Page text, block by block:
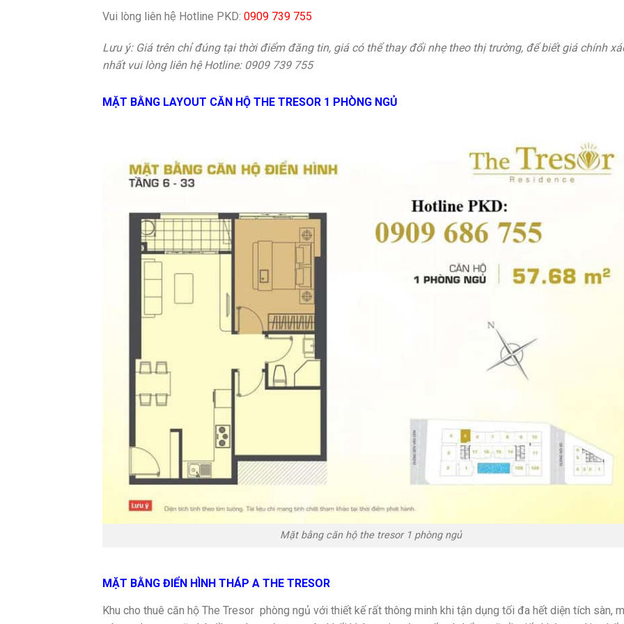
Vui lòng liên hệ Hotline PKD: 0909 739 755
Lưu ý: Giá trên chỉ đúng tại thời điểm đăng tin, giá có thể thay đổi nhẹ theo thị trường, để biết giá chính
nhất vui lòng liên hệ Hotline: 0909 739 755
MẶT BẰNG LAYOUT CĂN HỘ THE TRESOR 1 PHÒNG NGỦ
Mặt bằng căn hộ the tresor 1 phòng ngủ
MẶT BẰNG ĐIỂN HÌNH THÁP A THE TRESOR
Khu cho thuê căn hộ The Tresor phòng ngủ với thiết kế rất thông minh khi tận dụng tối đa hết diện tích sàn,